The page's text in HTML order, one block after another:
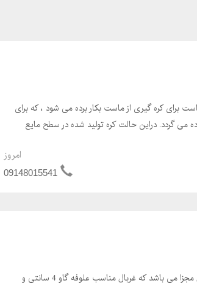
برای کره گیری از ماست بکار برده می شود ، که برای
می گردد. دراین حالت کره تولید شده در سطح مایع
امروز
09148015541
علوفه خردکن دامداری دارای دو نوع غربال مجزا می باشد که غربال مناسب علوفه گاو 4 سانتی و